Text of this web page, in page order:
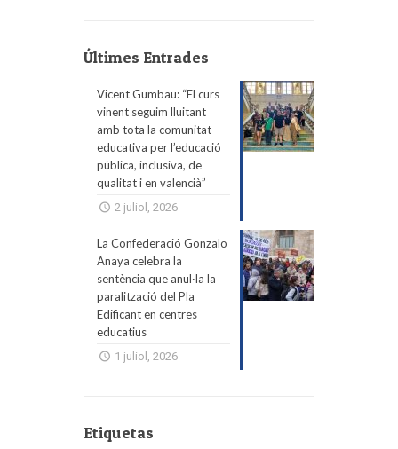
Últimes Entrades
Vicent Gumbau: “El curs
vinent seguim lluitant
amb tota la comunitat
educativa per l’educació
pública, inclusiva, de
qualitat i en valencià”
2 juliol, 2026
La Confederació Gonzalo
Anaya celebra la
sentència que anul·la la
paralització del Pla
Edificant en centres
educatius
1 juliol, 2026
Etiquetas